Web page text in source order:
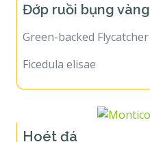
Đớp ruồi bụng vàng
Green-backed Flycatcher
Ficedula elisae
Hoét đá